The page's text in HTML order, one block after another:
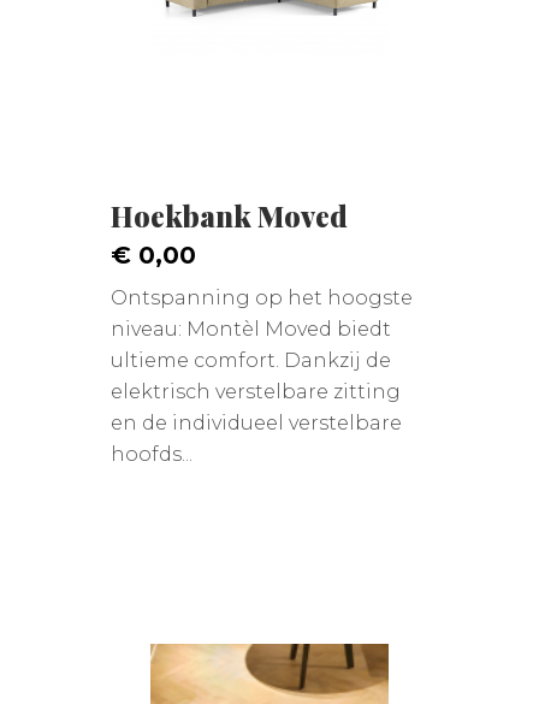
Hoekbank Moved
€ 0,00
Ontspanning op het hoogste
niveau: Montèl Moved biedt
ultieme comfort. Dankzij de
elektrisch verstelbare zitting
en de individueel verstelbare
hoofds...